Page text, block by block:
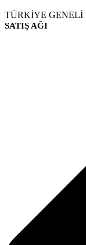
TÜRKİYE GENELİ
SATIŞ AĞI